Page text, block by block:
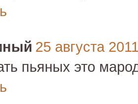
25 августа
пьяных это